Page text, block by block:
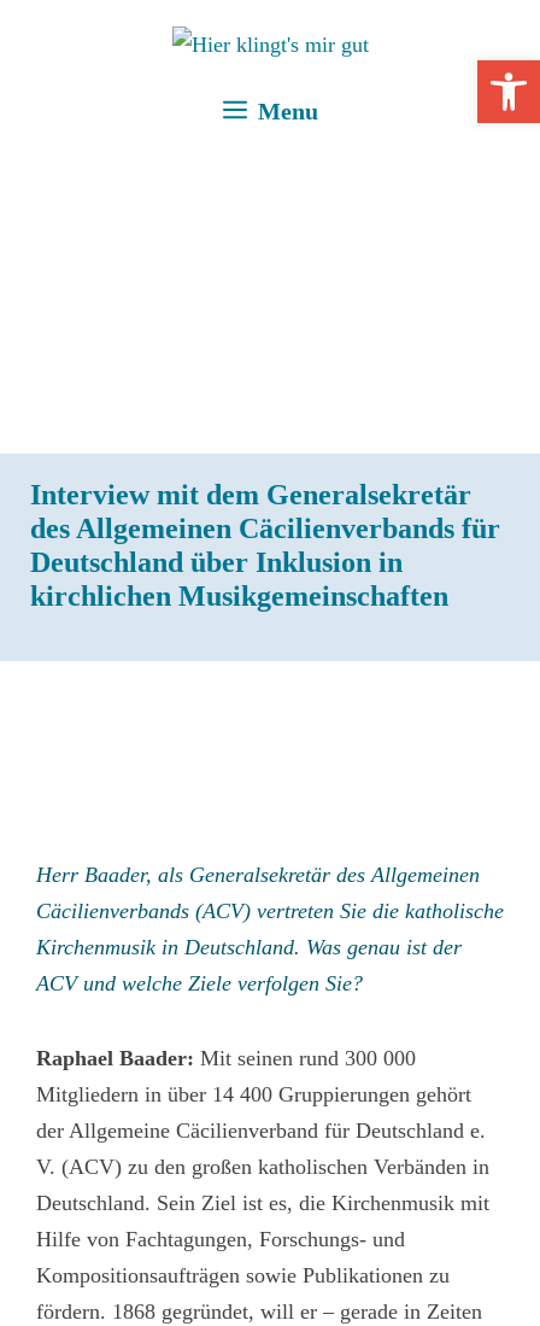
Menu
Interview mit dem Generalsekretär
des Allgemeinen Cäcilienverbands für
Deutschland über Inklusion in
kirchlichen Musikgemeinschaften
Herr Baader, als Generalsekretär des Allgemeinen
Cäcilienverbands (ACV) vertreten Sie die katholische
Kirchenmusik in Deutschland. Was genau ist der
ACV und welche Ziele verfolgen Sie?
Raphael Baader: Mit seinen rund 300 000
Mitgliedern in über 14 400 Gruppierungen gehört
der Allgemeine Cäcilienverband für Deutschland e.
V. (ACV) zu den großen katholischen Verbänden in
Deutschland. Sein Ziel ist es, die Kirchenmusik mit
Hilfe von Fachtagungen, Forschungs- und
Kompositionsaufträgen sowie Publikationen zu
fördern. 1868 gegründet, will er – gerade in Zeiten